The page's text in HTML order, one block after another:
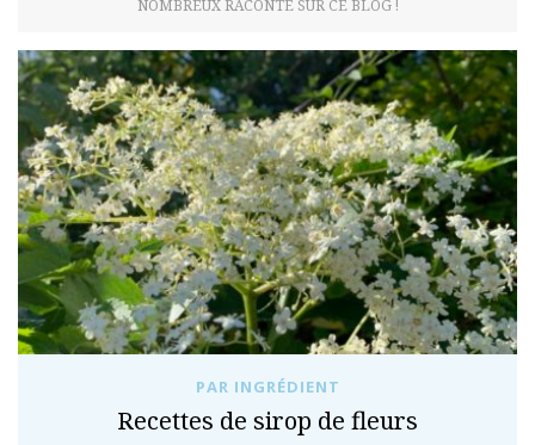
NOMBREUX RACONTÉ SUR CE BLOG !
PAR INGRÉDIENT
Recettes de sirop de fleurs